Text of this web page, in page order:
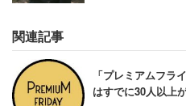
関連記事
「プレミアムフ
はすでに30人以上